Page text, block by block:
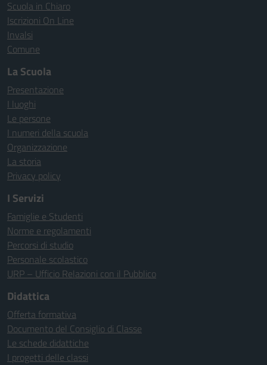
Scuola in Chiaro
Iscrizioni On Line
Invalsi
Comune
La Scuola
Presentazione
I luoghi
Le persone
I numeri della scuola
Organizzazione
La storia
Privacy policy
I Servizi
Famiglie e Studenti
Norme e regolamenti
Percorsi di studio
Personale scolastico
URP – Ufficio Relazioni con il Pubblico
Didattica
Offerta formativa
Documento del Consiglio di Classe
Le schede didattiche
I progetti delle classi